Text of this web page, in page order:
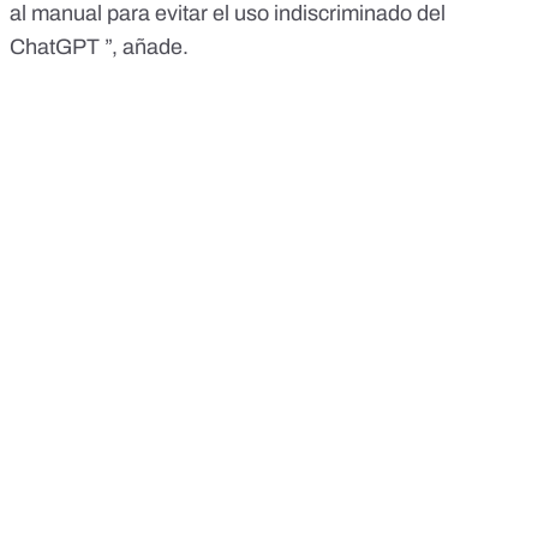
al manual para evitar el uso indiscriminado del
ChatGPT ”, añade.